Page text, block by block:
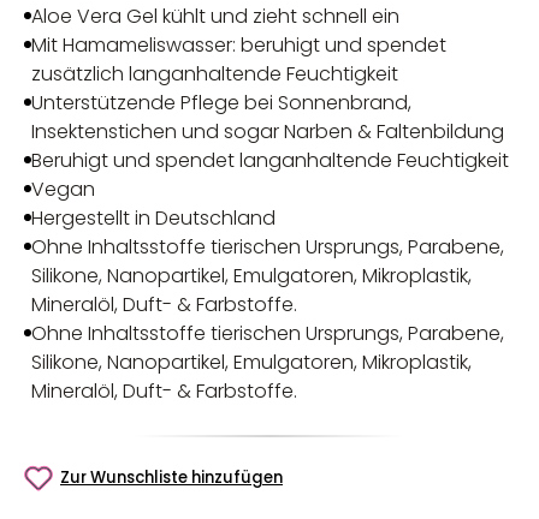
Aloe Vera Gel kühlt und zieht schnell ein
Mit Hamameliswasser: beruhigt und spendet
zusätzlich langanhaltende Feuchtigkeit
Unterstützende Pflege bei Sonnenbrand,
Insektenstichen und sogar Narben & Faltenbildung
Beruhigt und spendet langanhaltende Feuchtigkeit
Vegan
Hergestellt in Deutschland
Ohne Inhaltsstoffe tierischen Ursprungs, Parabene,
Silikone, Nanopartikel, Emulgatoren, Mikroplastik,
Mineralöl, Duft- & Farbstoffe.
Ohne Inhaltsstoffe tierischen Ursprungs, Parabene,
Silikone, Nanopartikel, Emulgatoren, Mikroplastik,
Mineralöl, Duft- & Farbstoffe.
Zur Wunschliste hinzufügen